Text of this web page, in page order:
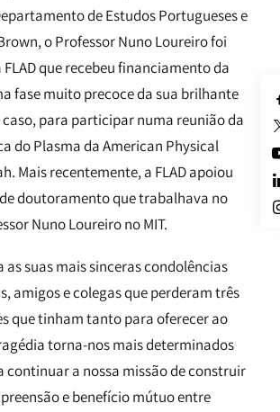
de Estudos Portugueses e
o Professor Nuno Loureiro foi
que recebeu financiamento da
fase muito precoce da sua brilhante
para participar numa reunião da
do Plasma da American Physical
Mais recentemente, a FLAD apoiou
doutoramento que trabalhava no
Nuno Loureiro no MIT.
as suas mais sinceras condolências
amigos e colegas que perderam três
que tinham tanto para oferecer ao
torna-nos mais determinados
continuar a nossa missão de construir
e benefício mútuo entre